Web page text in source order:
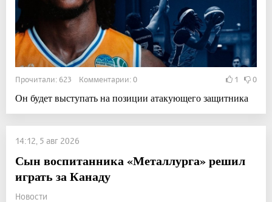
Прочитали: 623 Комментарии: 0 1 0
Он будет выступать на позиции атакующего защитника
14:12, 5 авг 2026
Сын воспитанника «Металлурга» решил
играть за Канаду
Новости